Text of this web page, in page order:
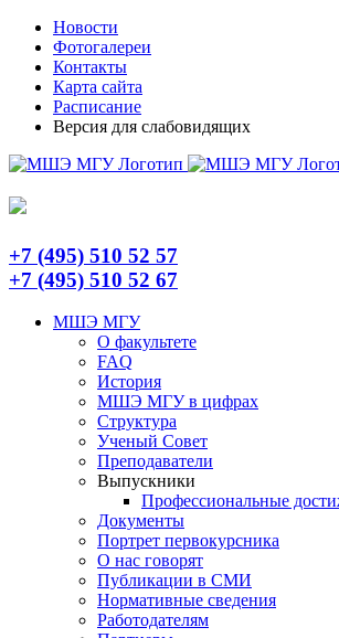
Skip
content
TelegramНовости
Фотогалереи
Контакты
Карта сайта
Расписание
Версия для слабовидящих
+7 (495) 510 52 57
+7 (495) 510 52 67
МШЭ МГУ
О факультете
FAQ
История
МШЭ МГУ в цифрах
Структура
Ученый Совет
Преподаватели
Выпускники
Профессиональные
Документы
Портрет первокурсника
О нас говорят
Публикации в СМИ
Нормативные сведения
Работодателям